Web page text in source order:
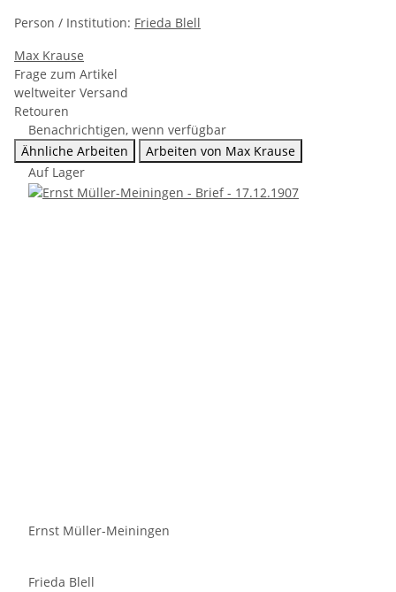
Person / Institution: Frieda Blell
Max Krause
Frage zum Artikel
weltweiter Versand
Retouren
Benachrichtigen, wenn verfügbar
Ähnliche Arbeiten
Arbeiten von Max Krause
Auf Lager
Ernst Müller-Meiningen
Frieda Blell